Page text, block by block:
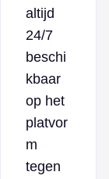
altijd
24/7
beschi
kbaar
op het
platvor
m
tegen